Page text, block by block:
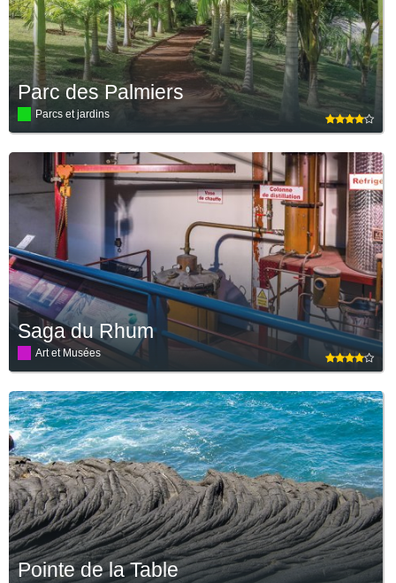
Parc des Palmiers
Parcs et jardins
Saga du Rhum
Art et Musées
Pointe de la Table